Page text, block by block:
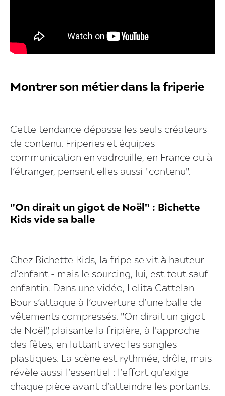
Montrer son métier dans la friperie
Cette tendance dépasse les seuls créateurs
de contenu. Friperies et équipes
communication en vadrouille, en France ou à
l’étranger, pensent elles aussi "contenu".
"On dirait un gigot de Noël" : Bichette
Kids vide sa balle
Chez Bichette Kids, la fripe se vit à hauteur
d’enfant - mais le sourcing, lui, est tout sauf
enfantin. Dans une vidéo, Lolita Cattelan
Bour s’attaque à l’ouverture d’une balle de
vêtements compressés. "On dirait un gigot
de Noël", plaisante la fripière, à l'approche
des fêtes, en luttant avec les sangles
plastiques. La scène est rythmée, drôle, mais
révèle aussi l’essentiel : l’effort qu’exige
chaque pièce avant d’atteindre les portants.